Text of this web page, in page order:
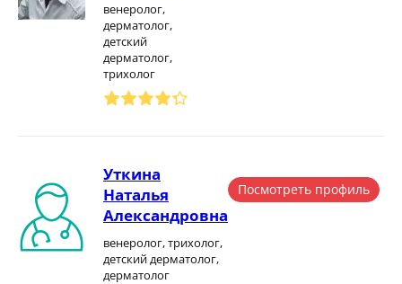
венеролог,
дерматолог,
детский
дерматолог,
трихолог
Уткина
Наталья
Александровна
венеролог, трихолог,
детский дерматолог,
дерматолог
Посмотреть профиль